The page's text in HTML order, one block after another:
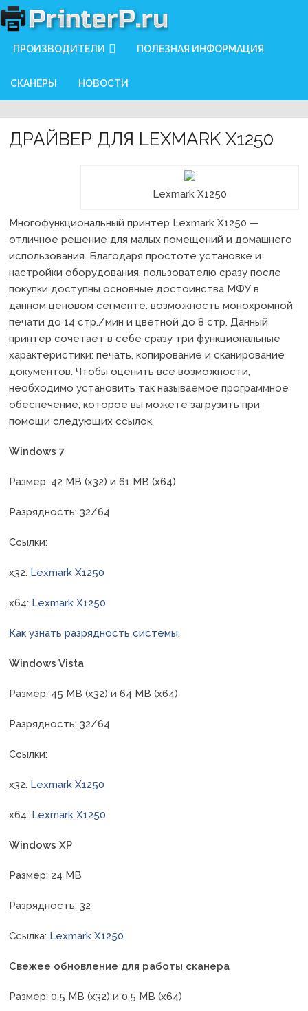
ПРОИЗВОДИТЕЛИ ПОЛЕЗНАЯ ИНФОРМАЦИЯ
СКАНЕРЫ НОВОСТИ
ДРАЙВЕР ДЛЯ LEXMARK X1250
Lexmark X1250
Многофункциональный принтер Lexmark X1250 —
отличное решение для малых помещений и домашнего
использования. Благодаря простоте установке и
настройки оборудования, пользователю сразу после
покупки доступны основные достоинства МФУ в
данном ценовом сегменте: возможность монохромной
печати до 14 стр./мин и цветной до 8 стр. Данный
принтер сочетает в себе сразу три функциональные
характеристики: печать, копирование и сканирование
документов. Чтобы оценить все возможности,
необходимо установить так называемое программное
обеспечение, которое вы можете загрузить при
помощи следующих ссылок.
Windows 7
Размер: 42 MB (x32) и 61 MB (x64)
Разрядность: 32/64
Ссылки:
x32: Lexmark X1250
x64: Lexmark X1250
Как узнать разрядность системы.
Windows Vista
Размер: 45 MB (x32) и 64 MB (x64)
Разрядность: 32/64
Ссылки:
x32: Lexmark X1250
x64: Lexmark X1250
Windows XP
Размер: 24 MB
Разрядность: 32
Ссылка: Lexmark X1250
Свежее обновление для работы сканера
Размер: 0.5 MB (x32) и 0.5 MB (x64)